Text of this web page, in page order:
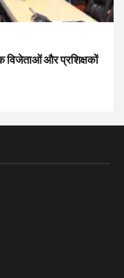
और प्रशिक्षकों